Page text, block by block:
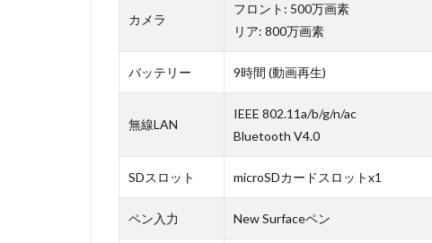
カメラ
フロント: 500万画素
リア: 800万画素
バッテリー 9時間 (動画再生)
無線LAN
IEEE 802.11a/b/g/n/ac
Bluetooth V4.0
SDスロット microSDカードスロットx1
ペン入力 New Surfaceペン